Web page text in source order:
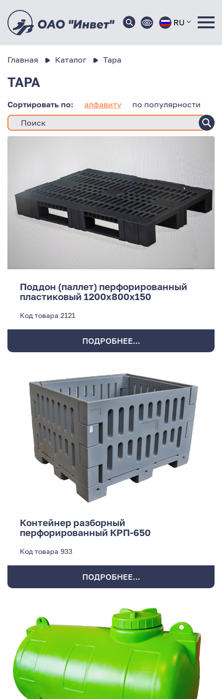
RU
Главная Каталог Тара
ТАРА
Сортировать по: алфавиту по популярности
Поддон (паллет) перфорированный
пластиковый 1200х800х150
Код товара 2121
ПОДРОБНЕЕ...
Контейнер разборный
перфорированный КРП-650
Код товара 933
ПОДРОБНЕЕ...